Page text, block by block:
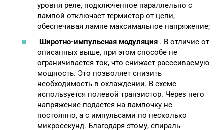
уровня реле, подключенное параллельно с
лампой отключает термистор от цепи,
обеспечивая лампе максимальное напряжение;
Широтно-импульсная модуляция . В отличие от
описанных выше, при этом способе не
ограничивается ток, что снижает рассеиваемую
мощность. Это позволяет снизить
необходимость в охлаждении. В схеме
используется полевой транзистор. Через него
напряжение подается на лампочку не
постоянно, а с импульсами по несколько
микросекунд. Благодаря этому, спираль